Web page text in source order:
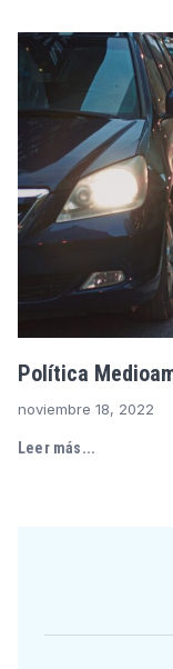
Política
noviembre 18, 2022
Leer más...